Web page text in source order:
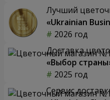
Лучший
«Ukrainian
2026 год
Доставка
«Выбор
2025 год
Сервис